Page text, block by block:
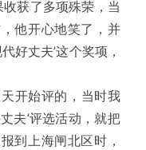
获了多项殊荣，当
他开心地笑了，并
好丈夫’这个奖项，
开始评的，当时我
夫’评选活动，就把
到上海闸北区时，